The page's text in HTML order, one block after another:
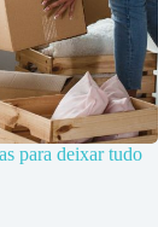
para deixar tudo